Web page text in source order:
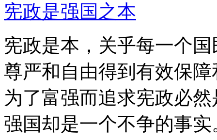
宪政是强国之本
宪政是本，关乎每一个
尊严和自由得到有效保
为了富强而追求宪政必
强国却是一个不争的事实